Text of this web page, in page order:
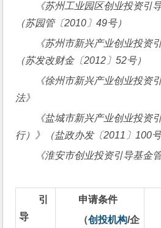
《苏州工业园区创业投资引
（苏园管〔2010 〕49号）
《苏州市新兴产业创业投资
（苏发改财金〔2012 〕52号）
《徐州市新兴产业创业投资
法》
《盐城市新兴产业创业投资
行）》（盐政办发〔2011 〕 100
《淮安市创业投资引导基金
引
导
申请条件
（创投机构/企